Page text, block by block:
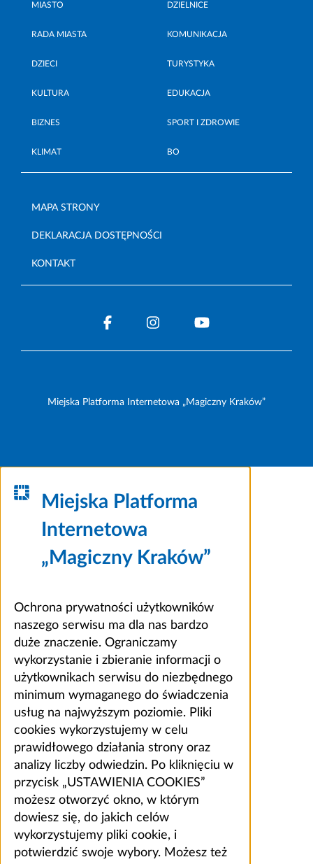
MIASTO DZIELNICE
RADA MIASTA KOMUNIKACJA
DZIECI TURYSTYKA
KULTURA EDUKACJA
BIZNES SPORT I ZDROWIE
KLIMAT BO
MAPA STRONY
DEKLARACJA DOSTĘPNOŚCI
KONTAKT
Miejska Platforma Internetowa „Magiczny Kraków”
Miejska Platforma
Internetowa
„Magiczny Kraków”
Ochrona prywatności użytkowników
naszego serwisu ma dla nas bardzo
duże znaczenie. Ograniczamy
wykorzystanie i zbieranie informacji o
użytkownikach serwisu do niezbędnego
minimum wymaganego do świadczenia
usług na najwyższym poziomie. Pliki
cookies wykorzystujemy w celu
prawidłowego działania strony oraz
analizy liczby odwiedzin. Po kliknięciu w
przycisk „USTAWIENIA COOKIES”
możesz otworzyć okno, w którym
dowiesz się, do jakich celów
wykorzystujemy pliki cookie, i
potwierdzić swoje wybory. Możesz też